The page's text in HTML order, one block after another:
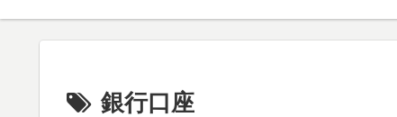
銀行口座